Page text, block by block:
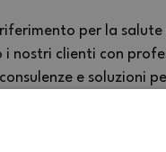
per la salute
i nostri clienti con
e soluzioni
la famiglia. Un luogo
cura delle persone.